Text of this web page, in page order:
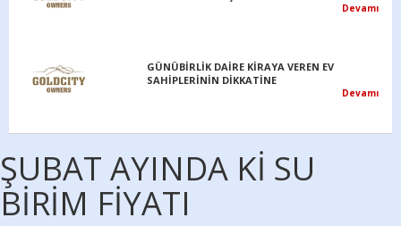
Devamı
GÜNÜBİRLİK DAİRE KİRAYA VEREN EV
SAHİPLERİNİN DİKKATİNE
Devamı
ŞUBAT AYINDA Kİ SU
BİRİM FİYATI